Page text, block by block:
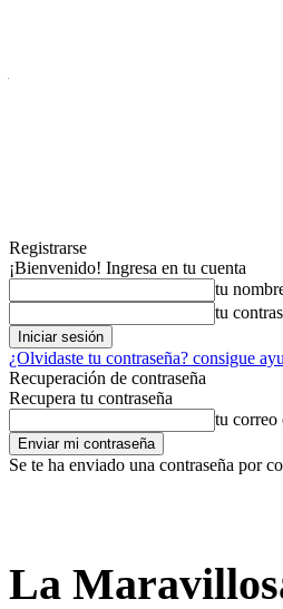
Registrarse
¡Bienvenido! Ingresa en tu cuenta
tu
tu
¿Olvidaste tu contraseña? consigue
Recuperación de contraseña
Recupera tu contraseña
tu correo
Se te ha enviado una contraseña por
La